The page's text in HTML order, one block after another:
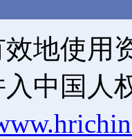
效地使用
中国人